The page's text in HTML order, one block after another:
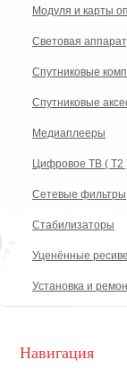
Модуля и карты
Световая
Спутниковые
Спутниковые
Медиаплееры
Цифровое ТВ ( Т2
Сетевые фильтры
Стабилизаторы
Уценённые
Установка и
Навигация